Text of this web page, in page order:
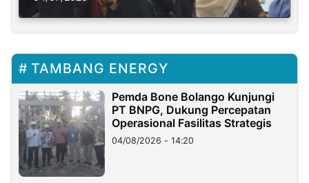
TAMBANG ENERGY
Pemda Bone Bolango Kunjungi
PT BNPG, Dukung Percepatan
Operasional Fasilitas Strategis
04/08/2026 - 14:20